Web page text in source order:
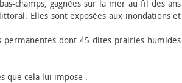
champs, gagnées sur la mer au fil des ans
Elles sont exposées aux inondations et
permanentes dont 45 dites prairies humides
que cela lui impose :